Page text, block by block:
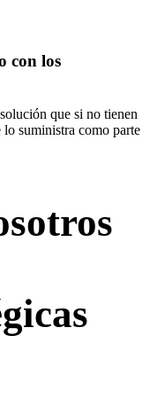
con los
que si no tienen
suministra como parte